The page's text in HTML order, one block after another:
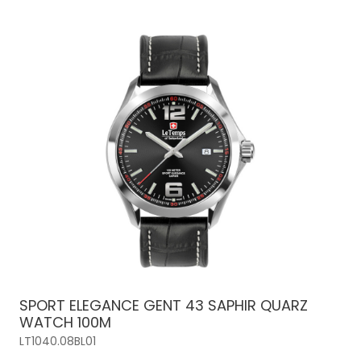
SPORT ELEGANCE GENT 43 SAPHIR QUARZ
WATCH 100M
LT1040.08BL01